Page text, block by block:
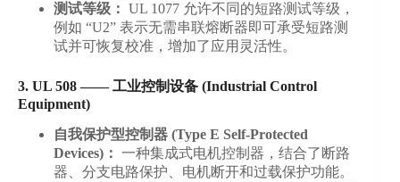
测试等级： UL 1077 允许不同的短路测试等级，
例如 “U2” 表示无需串联熔断器即可承受短路测
试并可恢复校准，增加了应用灵活性。
3. UL 508 —— 工业控制设备 (Industrial Control
Equipment)
自我保护型控制器 (Type E Self-Protected
Devices)： 一种集成式电机控制器，结合了断路
器、分支电路保护、电机断开和过载保护功能。